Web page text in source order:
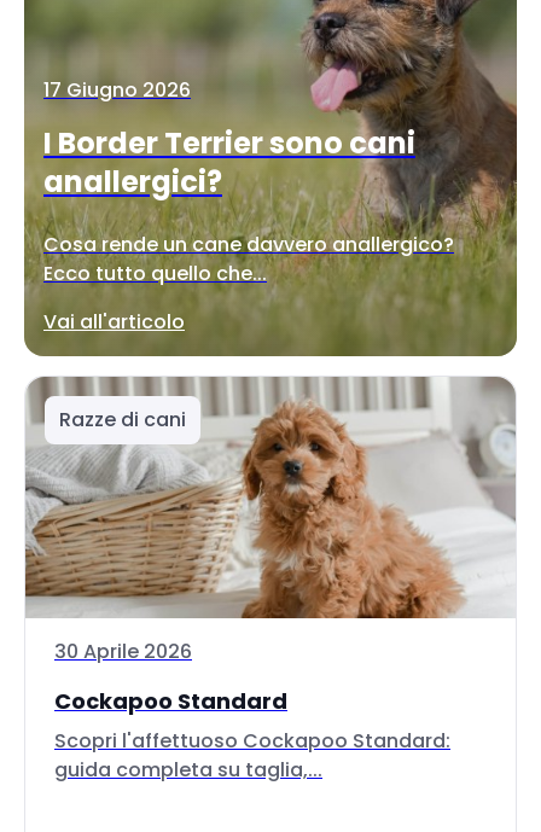
17 Giugno 2026
I Border Terrier sono cani
anallergici?
Cosa rende un cane davvero anallergico?
Ecco tutto quello che...
Vai all'articolo
Razze di cani
30 Aprile 2026
Cockapoo Standard
Scopri l'affettuoso Cockapoo Standard:
guida completa su taglia,...